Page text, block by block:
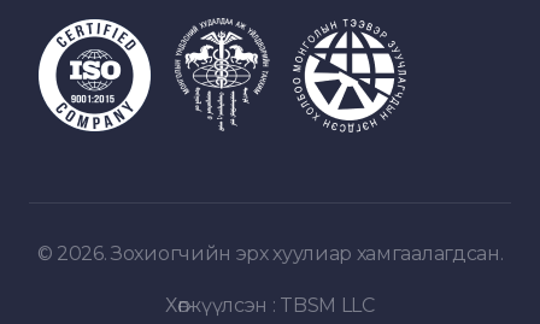
© 2026. Зохиогчийн эрх хуулиар хамгаалагдсан.
Хөгжүүлсэн : TBSM LLC